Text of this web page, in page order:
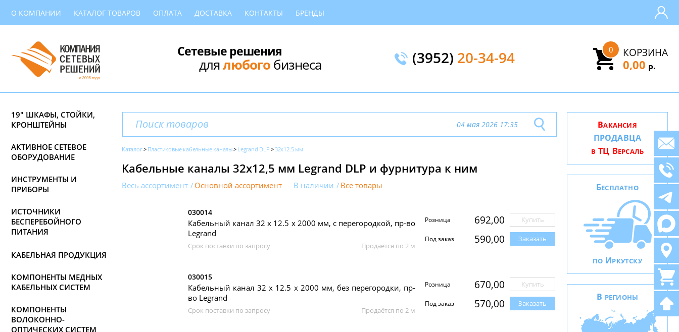
О КОМПАНИИ КАТАЛОГ ТОВАРОВ ОПЛАТА ДОСТАВКА КОНТАКТЫ БРЕНДЫ
Сетевые решения
длялюбогобизнеса (3952) 20-34-94 КОРЗИНА
0
0,00 Р.
19" ШКАФЫ, СТОЙКИ,
КРОНШТЕЙНЫ
АКТИВНОЕ СЕТЕВОЕ
ОБОРУДОВАНИЕ
ИНСТРУМЕНТЫ И
ПРИБОРЫ
ИСТОЧНИКИ
БЕСПЕРЕБОЙНОГО
ПИТАНИЯ
КАБЕЛЬНАЯ ПРОДУКЦИЯ
КОМПОНЕНТЫ МЕДНЫХ
КАБЕЛЬНЫХ СИСТЕМ
КОМПОНЕНТЫ
ВОЛОКОННО-
ОПТИЧЕСКИХ СИСТЕМ
04 мая 2026 17:35
Каталог Пластиковые кабельные каналы Legrand DLP 32x12.5 мм
Кабельные каналы 32х12,5 мм Legrand DLP и фурнитура к ним
Весь ассортимент Основной ассортимент В наличии Все товары
030014
Кабельный канал 32 х 12.5 x 2000 мм, с перегородкой, пр-во
Legrand
Срок поставки по запросу Продаётся по 2 м
Розница 692,00 Купить
Под заказ 590,00 Заказать
030015
Кабельный канал 32 х 12.5 x 2000 мм, без перегородки, пр-
во Legrand
Срок поставки по запросу Продаётся по 2 м
Розница 670,00 Купить
Под заказ 570,00 Заказать
ВАКАНСИЯ
ПРОДАВЦА
В ТЦ ВЕРСАЛЬ
БЕСПЛАТНО
ПО ИРКУТСКУ
В РЕГИОНЫ